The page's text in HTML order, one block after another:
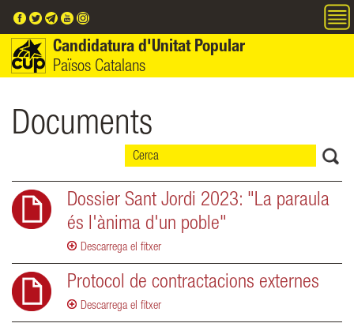
Candidatura d'Unitat Popular
Països Catalans
Documents
Dossier Sant Jordi 2023: "La paraula
és l'ànima d'un poble"
Descarrega el fitxer
Protocol de contractacions externes
Descarrega el fitxer